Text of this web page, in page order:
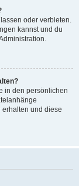
oder verbieten.
kannst und du
in den persönlichen
erhalten und diese